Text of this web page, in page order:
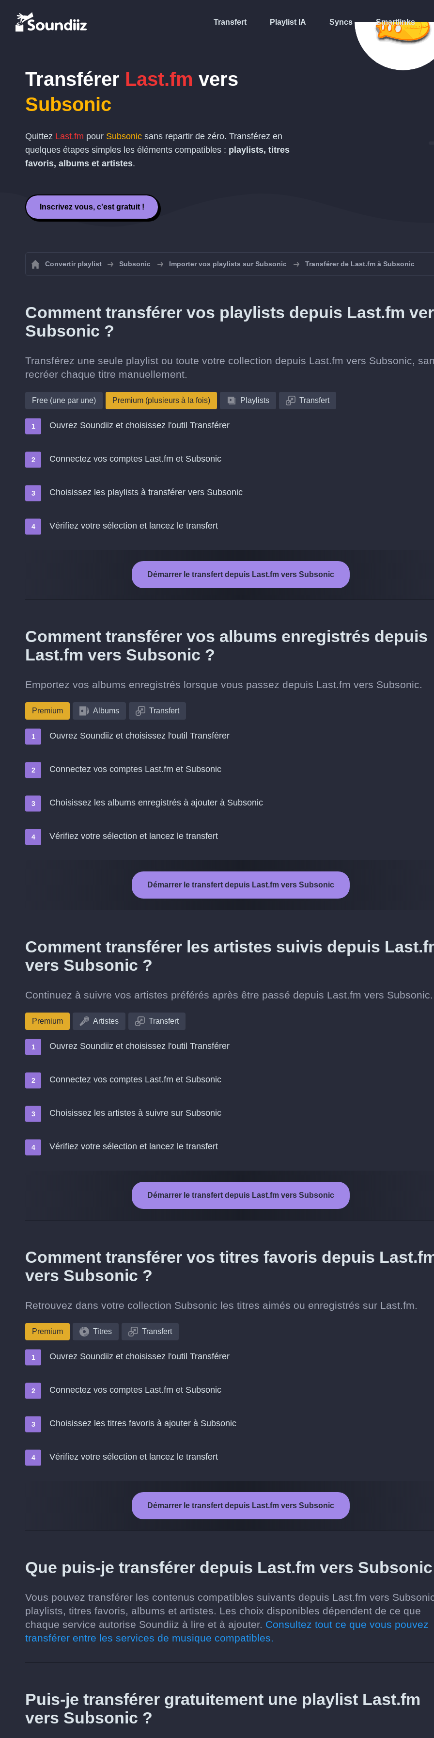
Transfert Playlist IA Syncs Smartlinks
Transférer Last.fm vers
Subsonic
Quittez Last.fm pour Subsonic sans repartir de zéro. Transférez en
quelques étapes simples les éléments compatibles : playlists, titres
favoris, albums et artistes.
Inscrivez vous, c'est gratuit !
Convertir playlist Subsonic Importer vos playlists sur Subsonic Transférer de Last.fm à Subsonic
Comment transférer vos playlists depuis Last.fm
Subsonic ?
Transférez une seule playlist ou toute votre collection depuis Last.fm vers Subsonic,
recréer chaque titre manuellement.
Free (une par une) Premium (plusieurs à la fois) Playlists Transfert
Ouvrez Soundiiz et choisissez l'outil Transférer
Connectez vos comptes Last.fm et Subsonic
Choisissez les playlists à transférer vers Subsonic
Vérifiez votre sélection et lancez le transfert
Démarrer le transfert depuis Last.fm vers Subsonic
Comment transférer vos albums enregistrés depuis
Last.fm vers Subsonic ?
Emportez vos albums enregistrés lorsque vous passez depuis Last.fm vers Subsonic.
Premium Albums Transfert
Ouvrez Soundiiz et choisissez l'outil Transférer
Connectez vos comptes Last.fm et Subsonic
Choisissez les albums enregistrés à ajouter à Subsonic
Vérifiez votre sélection et lancez le transfert
Démarrer le transfert depuis Last.fm vers Subsonic
Comment transférer les artistes suivis depuis
vers Subsonic ?
Continuez à suivre vos artistes préférés après être passé depuis Last.fm vers Subsonic.
Premium Artistes Transfert
Ouvrez Soundiiz et choisissez l'outil Transférer
Connectez vos comptes Last.fm et Subsonic
Choisissez les artistes à suivre sur Subsonic
Vérifiez votre sélection et lancez le transfert
Démarrer le transfert depuis Last.fm vers Subsonic
Comment transférer vos titres favoris depuis
vers Subsonic ?
Retrouvez dans votre collection Subsonic les titres aimés ou enregistrés sur Last.fm.
Premium Titres Transfert
Ouvrez Soundiiz et choisissez l'outil Transférer
Connectez vos comptes Last.fm et Subsonic
Choisissez les titres favoris à ajouter à Subsonic
Vérifiez votre sélection et lancez le transfert
Démarrer le transfert depuis Last.fm vers Subsonic
Que puis-je transférer depuis Last.fm vers
Vous pouvez transférer les contenus compatibles suivants depuis Last.fm vers
playlists, titres favoris, albums et artistes. Les choix disponibles dépendent de ce que
chaque service autorise Soundiiz à lire et à ajouter. Consultez tout ce que vous pouvez
transférer entre les services de musique compatibles.
Puis-je transférer gratuitement une playlist Last.fm
vers Subsonic ?